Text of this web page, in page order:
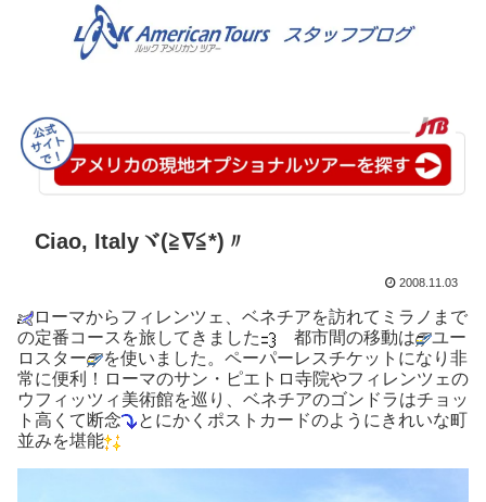
Ciao, Italyヾ(≧∇≦*)〃
2008.11.03
ローマからフィレンツェ、ベネチアを訪れてミラノまで
の定番コースを旅してきました
都市間の移動は
ユー
ロスター
を使いました。ペーパーレスチケットになり非
常に便利！ローマのサン・ピエトロ寺院やフィレンツェの
ウフィッツィ美術館を巡り、ベネチアのゴンドラはチョッ
ト高くて断念
とにかくポストカードのようにきれいな町
並みを堪能